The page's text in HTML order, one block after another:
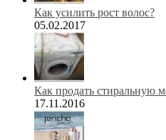
Как усилить рост волос?
05.02.2017
Как продать стиральную
17.11.2016